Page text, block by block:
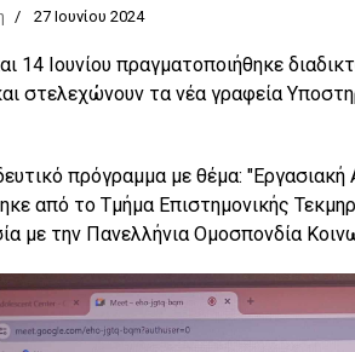
27 Ιουνίου 2024
14 Ιουνίου πραγματοποιήθηκε
στελεχώνουν τα νέα γραφεία
πρόγραμμα με θέμα:
από το Τμήμα Επιστημονικής
με την Πανελλήνια Ομοσπονδία